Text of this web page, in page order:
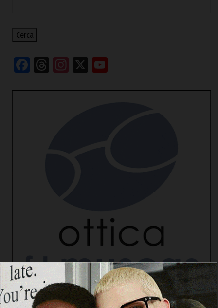
Cerca
Facebook
Threads
Instagram
X